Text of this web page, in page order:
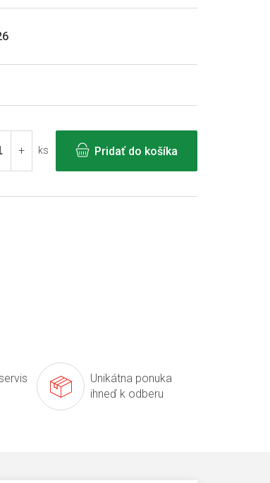
ks Pridať do košíka
Unikátna ponuka
ihneď k odberu